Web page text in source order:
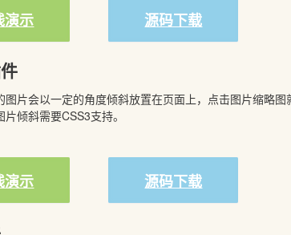
演示 源码下载
片会以一定的角度倾斜放置在页面上，点击图片缩略
倾斜需要CSS3支持。
演示 源码下载